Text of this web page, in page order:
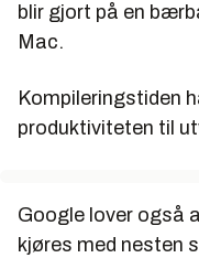
blir gjort på en
Mac.
Kompileringstiden
produktiviteten til
Google lover også
kjøres med nesten